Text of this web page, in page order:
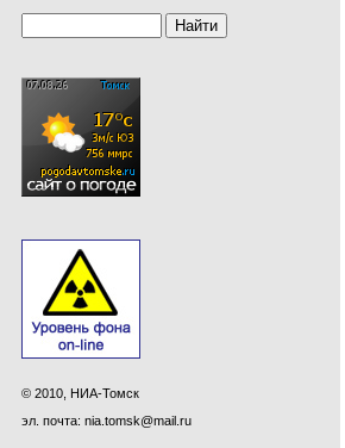
© 2010, НИА-Томск
эл. почта: nia.tomsk@mail.ru